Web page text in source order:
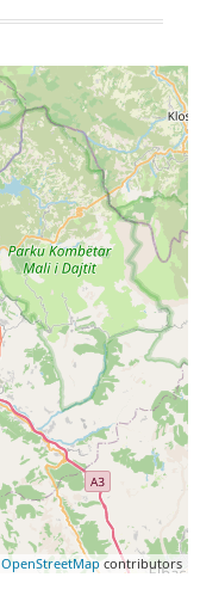
OpenStreetMap contributors